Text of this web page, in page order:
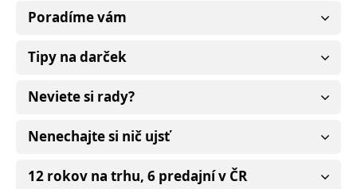
Poradíme vám
Tipy na darček
Neviete si rady?
Nenechajte si nič ujsť
12 rokov na trhu, 6 predajní v ČR